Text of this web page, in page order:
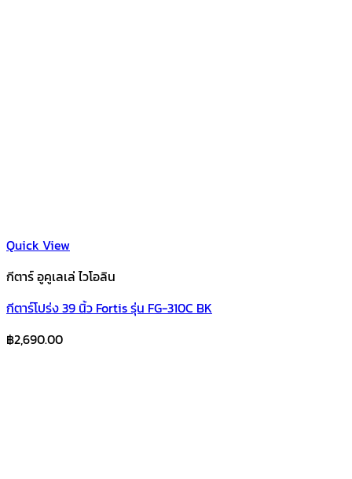
Quick View
กีตาร์ อูคูเลเล่ ไวโอลิน
กีตาร์โปร่ง 39 นิ้ว Fortis รุ่น FG-310C BK
฿2,690.00